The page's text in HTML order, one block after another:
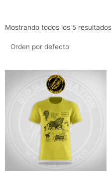
Mostrando todos los 5 resultados